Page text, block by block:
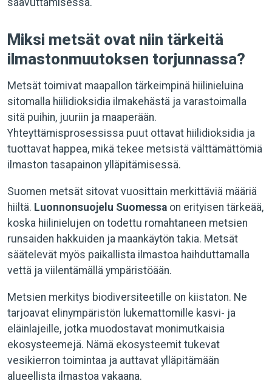
saavuttamisessa.
Miksi metsät ovat niin tärkeitä
ilmastonmuutoksen torjunnassa?
Metsät toimivat maapallon tärkeimpinä hiilinieluina
sitomalla hiilidioksidia ilmakehästä ja varastoimalla
sitä puihin, juuriin ja maaperään.
Yhteyttämisprosessissa puut ottavat hiilidioksidia ja
tuottavat happea, mikä tekee metsistä välttämättömiä
ilmaston tasapainon ylläpitämisessä.
Suomen metsät sitovat vuosittain merkittäviä määriä
hiiltä. Luonnonsuojelu Suomessa on erityisen tärkeää,
koska hiilinielujen on todettu romahtaneen metsien
runsaiden hakkuiden ja maankäytön takia. Metsät
säätelevät myös paikallista ilmastoa haihduttamalla
vettä ja viilentämällä ympäristöään.
Metsien merkitys biodiversiteetille on kiistaton. Ne
tarjoavat elinympäristön lukemattomille kasvi- ja
eläinlajeille, jotka muodostavat monimutkaisia
ekosysteemejä. Nämä ekosysteemit tukevat
vesikierron toimintaa ja auttavat ylläpitämään
alueellista ilmastoa vakaana.